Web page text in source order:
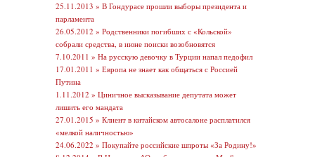
25.11.2013 » В Гондурасе прошли выборы президента и
парламента
26.05.2012 » Родственники погибших с «Кольской»
собрали средства, в июне поиски возобновятся
7.10.2011 » На русскую девочку в Турции напал педофил
17.01.2011 » Европа не знает как общаться с Россией
Путина
1.11.2012 » Циничное высказывание депутата может
лишить его мандата
27.01.2015 » Клиент в китайском автосалоне расплатился
«мелкой наличностью»
24.06.2022 » Покупайте российские шпроты «За Родину!»